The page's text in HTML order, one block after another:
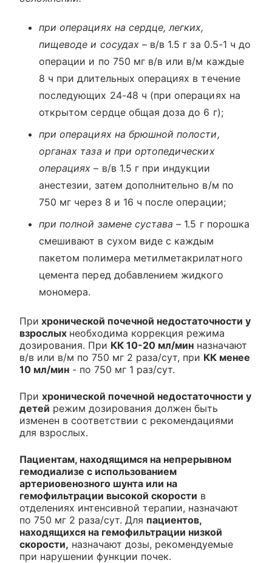
при операциях на сердце, легких,
пищеводе и сосудах– в/в 1.5 г за 0.5-1 ч до
операции и по 750 мг в/в или в/м каждые
8 ч при длительных операциях в течение
последующих 24-48 ч (при операциях на
открытом сердце общая доза до 6 г);
при операциях на брюшной полости,
органах таза и при ортопедических
операциях – в/в 1.5 г при индукции
анестезии, затем дополнительно в/м по
750 мг через 8 и 16 ч после операции;
при полной замене сустава – 1.5 г порошка
смешивают в сухом виде с каждым
пакетом полимера метилметакрилатного
цемента перед добавлением жидкого
мономера.
При хронической почечной недостаточности у
взрослых необходима коррекция режима
дозирования. При КК 10-20 мл/мин назначают
в/в или в/м по 750 мг 2 раза/сут, при КК менее
10 мл/мин - по 750 мг 1 раз/сут.
При хронической почечной недостаточности у
детей режим дозирования должен быть
изменен в соответствии с рекомендациями
для взрослых.
Пациентам, находящимся на непрерывном
гемодиализе с использованием
артериовенозного шунта или на
гемофильтрации высокой скорости в
отделениях интенсивной терапии, назначают
по 750 мг 2 раза/сут. Для пациентов,
находящихся на гемофильтрации низкой
скорости, назначают дозы, рекомендуемые
при нарушении функции почек.